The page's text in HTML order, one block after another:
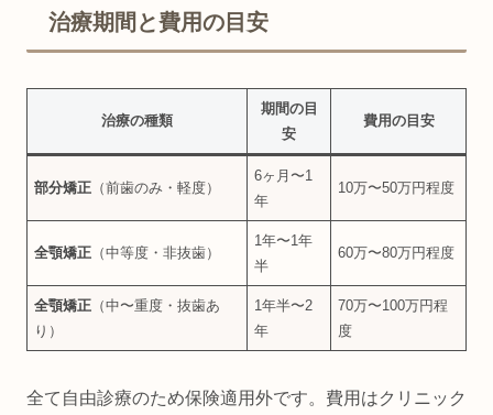
治療期間と費用の目安
治療の種類
期間の目
安
費用の目安
部分矯正 （前歯のみ・軽度）
6ヶ月〜1
年
10万〜50万円程度
全顎矯正 （中等度・非抜歯）
1年〜1年
半
60万〜80万円程度
全顎矯正 （中〜重度・抜歯あ
り）
1年半〜2
年
70万〜100万円程
度
全て自由診療のため保険適用外です。費用はクリニック